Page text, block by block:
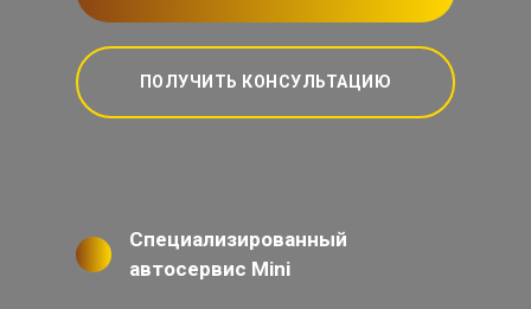
ПОЛУЧИТЬ КОНСУЛЬТАЦИЮ
Специализированный
автосервис Mini